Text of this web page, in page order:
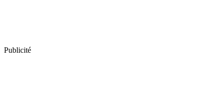
Publicité